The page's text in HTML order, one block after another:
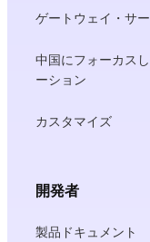
ゲートウェイ・サ
中国にフォーカス
ーション
カスタマイズ
開発者
製品ドキュメント